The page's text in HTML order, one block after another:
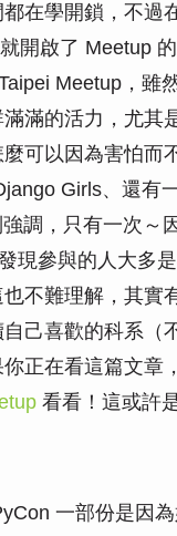
在學開鎖，不過
開啟了 Meetup
Meetup，雖
滿的活力，尤其
可以因為害怕而
Girls、還有
調，只有一次～
現參與的人大多
不難理解，其實
己喜歡的科系（
正在看這篇文章
看看！這或許
一部份是因